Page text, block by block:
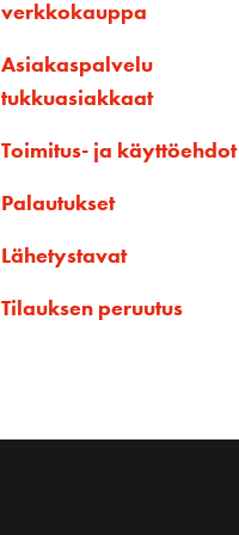
verkkokauppa
Asiakaspalvelu
tukkuasiakkaat
Toimitus- ja käyttöehdot
Palautukset
Lähetystavat
Tilauksen peruutus